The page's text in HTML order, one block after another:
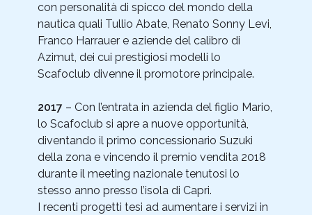
con personalità di spicco del mondo della
nautica quali Tullio Abate, Renato Sonny Levi,
Franco Harrauer e aziende del calibro di
Azimut, dei cui prestigiosi modelli lo
Scafoclub divenne il promotore principale.
2017 – Con l’entrata in azienda del figlio Mario,
lo Scafoclub si apre a nuove opportunità,
diventando il primo concessionario Suzuki
della zona e vincendo il premio vendita 2018
durante il meeting nazionale tenutosi lo
stesso anno presso l’isola di Capri.
I recenti progetti tesi ad aumentare i servizi in